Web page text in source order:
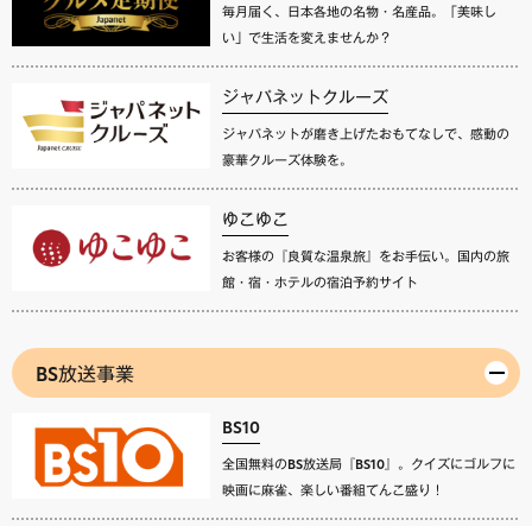
毎月届く、日本各地の名物・名産品。「美味し
い」で生活を変えませんか？
ジャパネットクルーズ
ジャパネットが磨き上げたおもてなしで、感動の
豪華クルーズ体験を。
ゆこゆこ
お客様の『良質な温泉旅』をお手伝い。国内の旅
館・宿・ホテルの宿泊予約サイト
BS放送事業
BS10
全国無料のBS放送局『BS10』。クイズにゴルフに
映画に麻雀、楽しい番組てんこ盛り！